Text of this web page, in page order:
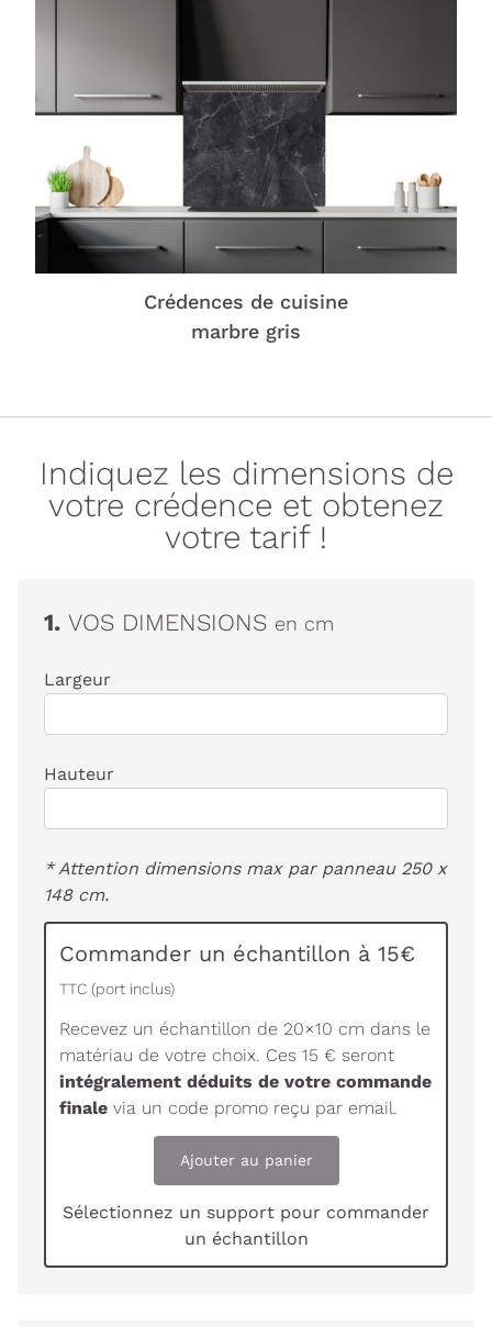
Crédences de cuisine
marbre gris
Indiquez les dimensions de
votre crédence et obtenez
votre tarif !
1. VOS DIMENSIONS en cm
Largeur
Hauteur
* Attention dimensions max par panneau 250 x
148 cm.
Commander un échantillon à 15€
TTC (port inclus)
Recevez un échantillon de 20×10 cm dans le
matériau de votre choix. Ces 15 € seront
intégralement déduits de votre commande
finale via un code promo reçu par email.
Ajouter au panier
Sélectionnez un support pour commander
un échantillon